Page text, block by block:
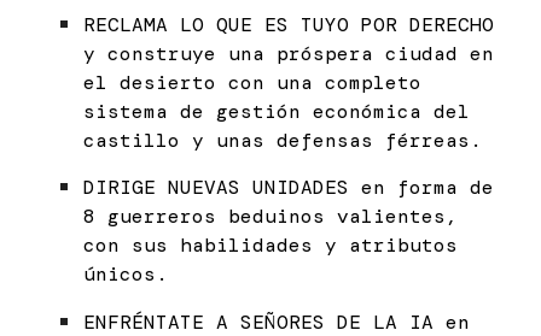
RECLAMA LO QUE ES TUYO POR DERECHO
y construye una próspera ciudad en
el desierto con una completo
sistema de gestión económica del
castillo y unas defensas férreas.
DIRIGE NUEVAS UNIDADES en forma de
8 guerreros beduinos valientes,
con sus habilidades y atributos
únicos.
ENFRÉNTATE A SEÑORES DE LA IA en